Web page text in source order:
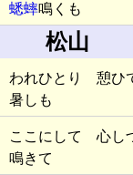
蟋蟀鳴くも
松山
われひとり 憩
暑しも
ここにして 心
鳴きて